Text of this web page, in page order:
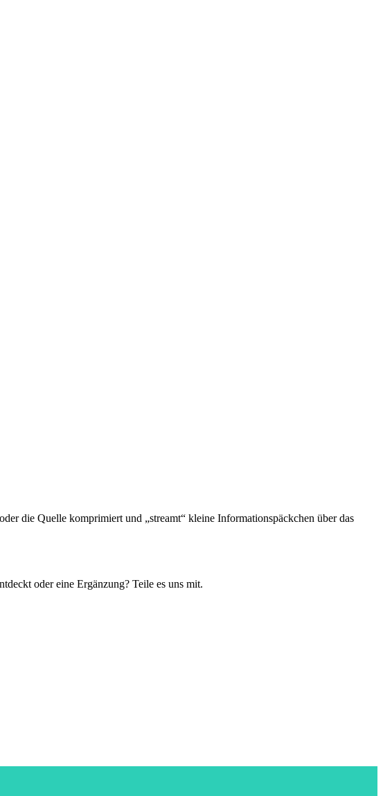
die Quelle komprimiert und „streamt“ kleine Informationspäckchen über das
oder eine Ergänzung? Teile es uns mit.